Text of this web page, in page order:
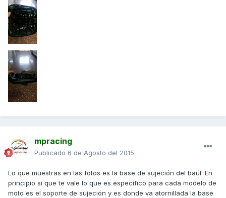
mpracing
Publicado 6 de Agosto del 2015
Lo que muestras en las fotos es la base de sujeción del baúl. En
principio si que te vale lo que es específico para cada modelo de
moto es el soporte de sujeción y es donde va atornillada la base